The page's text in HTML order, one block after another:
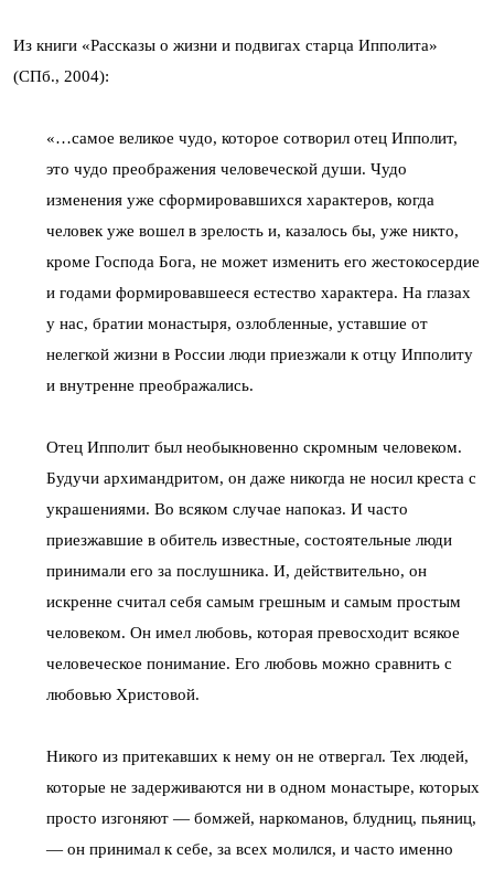
Из книги «Рассказы о жизни и подвигах старца Ипполита»
(СПб., 2004):
«…самое великое чудо, которое сотворил отец Ипполит,
это чудо преображения человеческой души. Чудо
изменения уже сформировавшихся характеров, когда
человек уже вошел в зрелость и, казалось бы, уже никто,
кроме Господа Бога, не может изменить его жестокосердие
и годами формировавшееся естество характера. На глазах
у нас, братии монастыря, озлобленные, уставшие от
нелегкой жизни в России люди приезжали к отцу Ипполиту
и внутренне преображались.
Отец Ипполит был необыкновенно скромным человеком.
Будучи архимандритом, он даже никогда не носил креста с
украшениями. Во всяком случае напоказ. И часто
приезжавшие в обитель известные, состоятельные люди
принимали его за послушника. И, действительно, он
искренне считал себя самым грешным и самым простым
человеком. Он имел любовь, которая превосходит всякое
человеческое понимание. Его любовь можно сравнить с
любовью Христовой.
Никого из притекавших к нему он не отвергал. Тех людей,
которые не задерживаются ни в одном монастыре, которых
просто изгоняют — бомжей, наркоманов, блудниц, пьяниц,
— он принимал к себе, за всех молился, и часто именно